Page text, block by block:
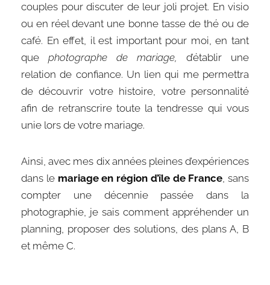
couples pour discuter de leur joli projet. En visio
ou en réel devant une bonne tasse de thé ou de
café. En effet, il est important pour moi, en tant
que photographe de mariage, d’établir une
relation de confiance. Un lien qui me permettra
de découvrir votre histoire, votre personnalité
afin de retranscrire toute la tendresse qui vous
unie lors de votre mariage.
Ainsi, avec mes dix années pleines d’expériences
dans le mariage en région d’île de France, sans
compter une décennie passée dans la
photographie, je sais comment appréhender un
planning, proposer des solutions, des plans A, B
et même C.